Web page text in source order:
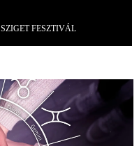
SZIGET FESZTIVÁL